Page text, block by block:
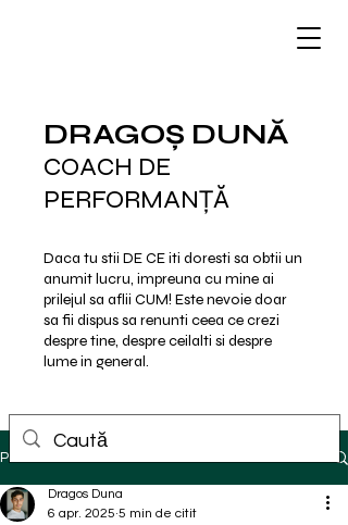
DRAGOȘ DUNĂ
COACH DE
PERFORMANȚĂ
Daca tu stii DE CE iti doresti sa obtii un
anumit lucru, impreuna cu mine ai
prilejul sa aflii CUM! Este nevoie doar
sa fii dispus sa renunti ceea ce crezi
despre tine, despre ceilalti si despre
lume in general.
Postare
Dragos Duna
6 apr. 2025 5 min de citit